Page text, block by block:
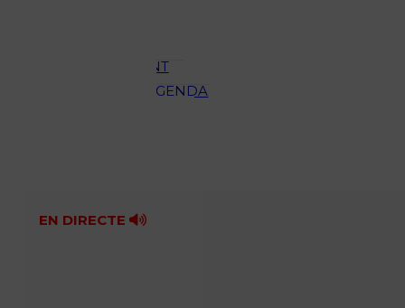
AMBIENT
AGENDA
Fes-te'n soci!
EN DIRECTE